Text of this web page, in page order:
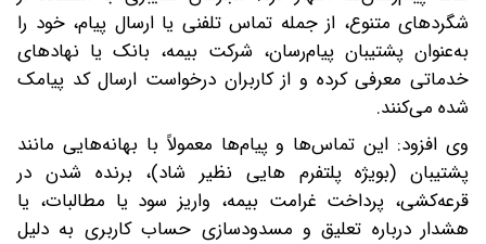
شگردهای متنوع، از جمله تماس تلفنی یا ارسال پیام، خود را
به‌عنوان پشتیبان پیام‌رسان، شرکت بیمه، بانک یا نهادهای
خدماتی معرفی کرده و از کاربران درخواست ارسال کد پیامک
شده می‌کنند.
وی افزود: این تماس‌ها و پیام‌ها معمولاً با بهانه‌هایی مانند
پشتیبان (بویژه پلتفرم هایی نظیر شاد)، برنده شدن در
قرعه‌کشی، پرداخت غرامت بیمه، واریز سود یا مطالبات، یا
هشدار درباره تعلیق و مسدودسازی حساب کاربری به دلیل